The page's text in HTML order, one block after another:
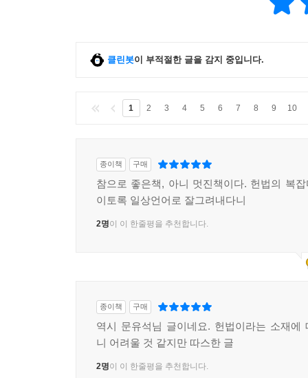
클린봇이 부적절한 글을 감지 중입니다.
1 2 3 4 5 6 7 8 9 10
종이책 구매
참으로 좋은책, 아니 멋진책이다. 헌법의 복
이토록 일상언어로 잘그려내다니
2명이 이 한줄평을 추천합니다.
종이책 구매
역시 문유석님 글이네요. 헌법이라는 소재에
니 어려울 것 같지만 따스한 글
2명이 이 한줄평을 추천합니다.